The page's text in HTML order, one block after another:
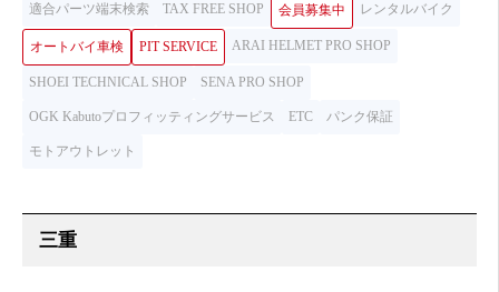
適合パーツ端末検索 TAX FREE SHOP 会員募集中 レンタルバイク
オートバイ車検 PIT SERVICE ARAI HELMET PRO SHOP
SHOEI TECHNICAL SHOP SENA PRO SHOP
OGK Kabutoプロフィッティングサービス ETC パンク保証
モトアウトレット